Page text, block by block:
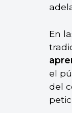
En
el
del